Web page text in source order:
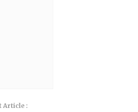
Article :